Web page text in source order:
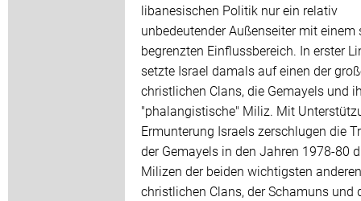
libanesischen Politik nur ein relativ
unbedeutender Außenseiter mit einem
begrenzten Einflussbereich. In erster
setzte Israel damals auf einen der
christlichen Clans, die Gemayels und
"phalangistische" Miliz. Mit
Ermunterung Israels zerschlugen die
der Gemayels in den Jahren 1978-80
Milizen der beiden wichtigsten anderen
christlichen Clans, der Schamuns und